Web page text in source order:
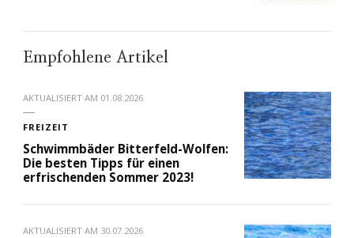
Empfohlene Artikel
AKTUALISIERT AM 01.08.2026
FREIZEIT
Schwimmbäder Bitterfeld-Wolfen:
Die besten Tipps für einen
erfrischenden Sommer 2023!
AKTUALISIERT AM 30.07.2026